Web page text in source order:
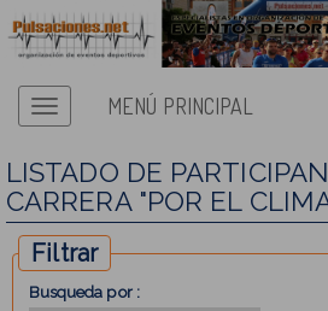
MENÚ PRINCIPAL
LISTADO DE
CARRERA "POR EL
Filtrar
Busqueda por :